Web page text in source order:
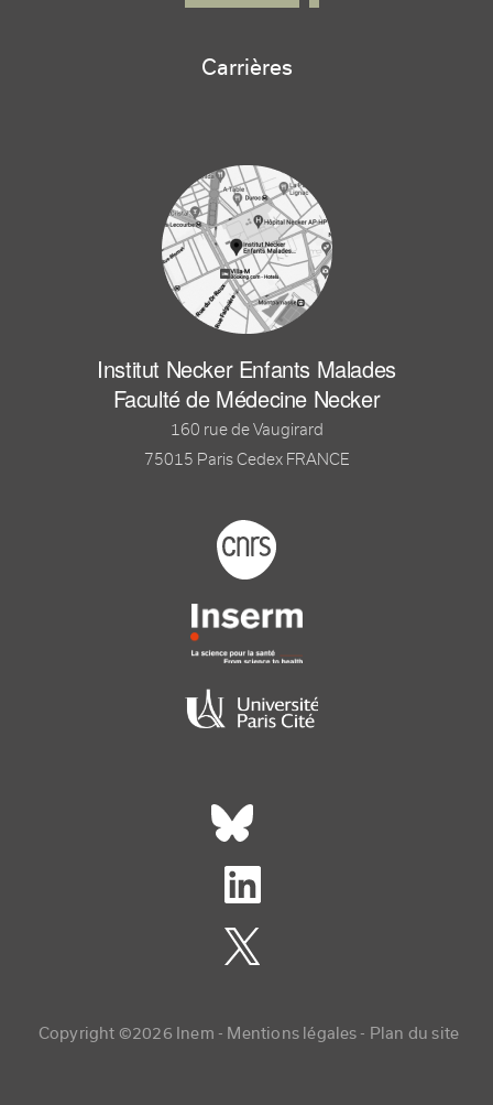
Carrières
Institut Necker Enfants Malades
Faculté de Médecine Necker
160 rue de Vaugirard
75015 Paris Cedex FRANCE
Footer logo tutelles
Réseaux sociaux footer
Copyright ©2026 Inem - Copyright menu
Mentions légales Plan du site